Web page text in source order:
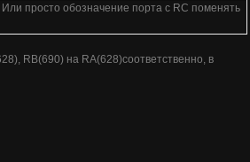
просто обозначение порта с RC поменять
RB(690) на RA(628)соответственно, в